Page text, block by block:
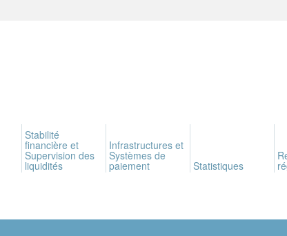
Stabilité
financière et
Supervision des
liquidités
Infrastructures et
Systèmes de
paiement Statistiques